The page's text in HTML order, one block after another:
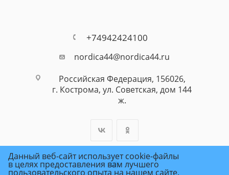
+74942424100
nordica44@nordica44.ru
Российская Федерация, 156026,
г. Кострома, ул. Советская, дом 144
ж.
Данный веб-сайт использует cookie-файлы
в целях предоставления вам лучшего
пользовательского опыта на нашем сайте.